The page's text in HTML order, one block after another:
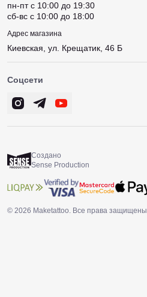
пн-пт c 10:00 до 19:30
сб-вс c 10:00 до 18:00
Адрес магазина
Киевская, ул. Крещатик, 46 Б
Соцсети
Создано
Sense Production
© 2026 Maketattoo. Все права защищены